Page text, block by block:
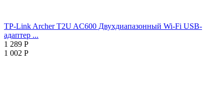
TP-Link Archer T2U AC600 Двухдиапазонный Wi-Fi USB-
адаптер ...
1 289 Р
1 002 Р